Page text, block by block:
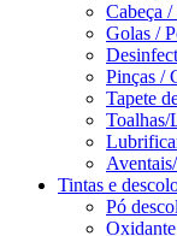
Cabeça
Golas /
Pinças /
Tapete
Toalhas/
Tintas e
Pó
Oxidante